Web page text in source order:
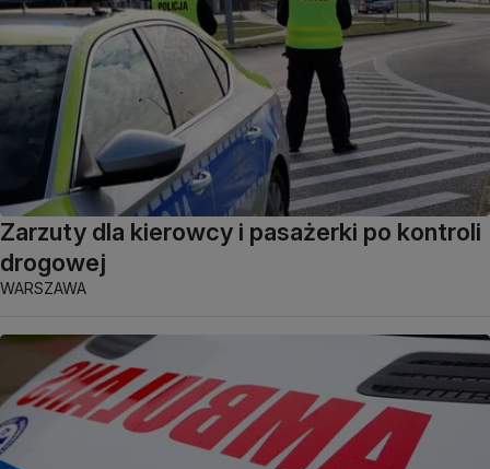
Zarzuty dla kierowcy i pasażerki po kontroli
drogowej
WARSZAWA